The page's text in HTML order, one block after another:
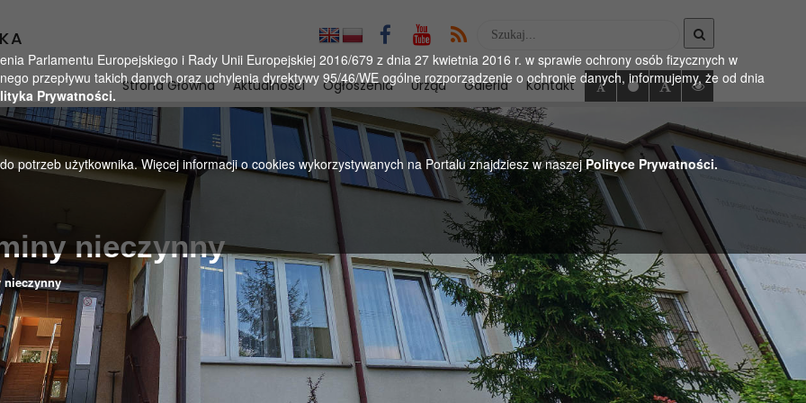
Parlamentu Europejskiego i Rady Unii Europejskiej 2016/679 z dnia 27 kwietnia 2016 r. w sprawie ochrony osób fizycznych w
przepływu takich danych oraz uchylenia dyrektywy 95/46/WE ogólne rozporządzenie o ochronie danych, informujemy, że od dnia
Prywatności.
potrzeb użytkownika. Więcej informacji o cookies wykorzystywanych na Portalu znajdziesz w naszejPolityce Prywatności.
Wyszukaj
serwise
Strona Główna
Aktualności Ogłoszenia Urząd Galeria Kontakt
nieczynny
nieczynny